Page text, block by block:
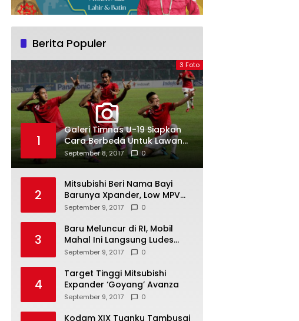
Berita Populer
3 Foto
1
Galeri Timnas U-19 Siapkan
Cara Berbeda Untuk Lawan
Vietnam
September 8, 2017 0
2
Mitsubishi Beri Nama Bayi
Barunya Xpander, Low MPV
Pesaing Avanza cs
September 9, 2017 0
3
Baru Meluncur di RI, Mobil
Mahal Ini Langsung Ludes
Terjual
September 9, 2017 0
4
Target Tinggi Mitsubishi
Expander ‘Goyang’ Avanza
September 9, 2017 0
Kodam XIX Tuanku Tambusai